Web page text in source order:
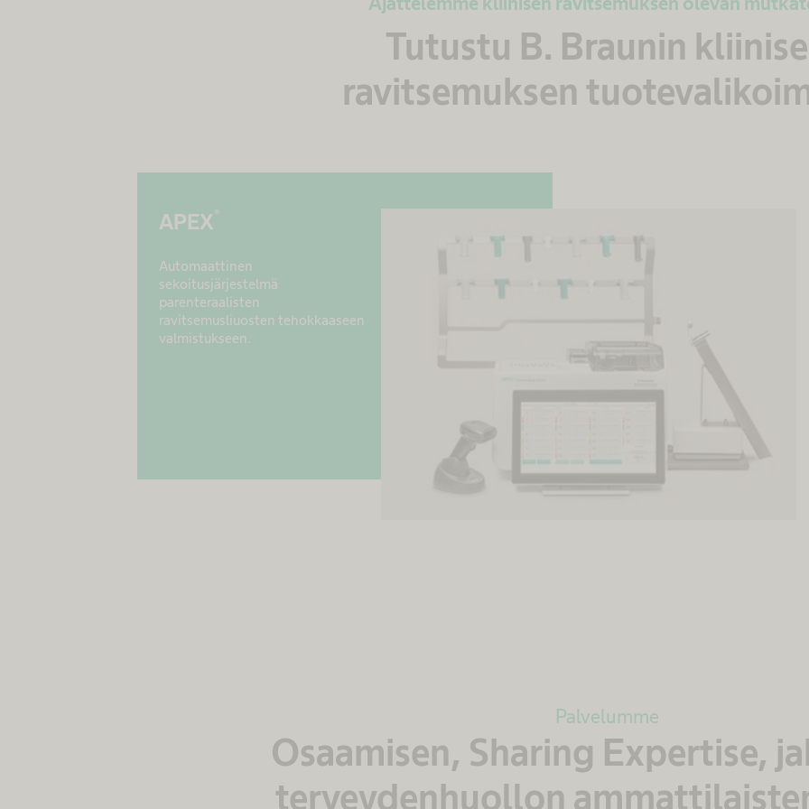
Tutustu B. Braunin
ravitsemuksen
APEX ®
Automaattinen
sekoitusjärjestelmä
parenteraalisten
ravitsemusliuosten tehokkaaseen
valmistukseen.
Palvelumme
Osaamisen, Sharing Expertise,
terveydenhuollon